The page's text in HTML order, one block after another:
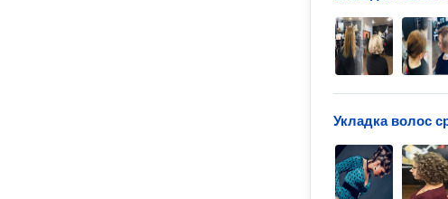
Укладка волос